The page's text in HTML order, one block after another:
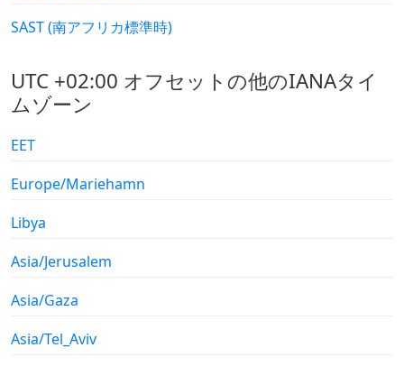
SAST (南アフリカ標準時)
UTC +02:00 オフセットの他のIANAタイ
ムゾーン
EET
Europe/Mariehamn
Libya
Asia/Jerusalem
Asia/Gaza
Asia/Tel_Aviv